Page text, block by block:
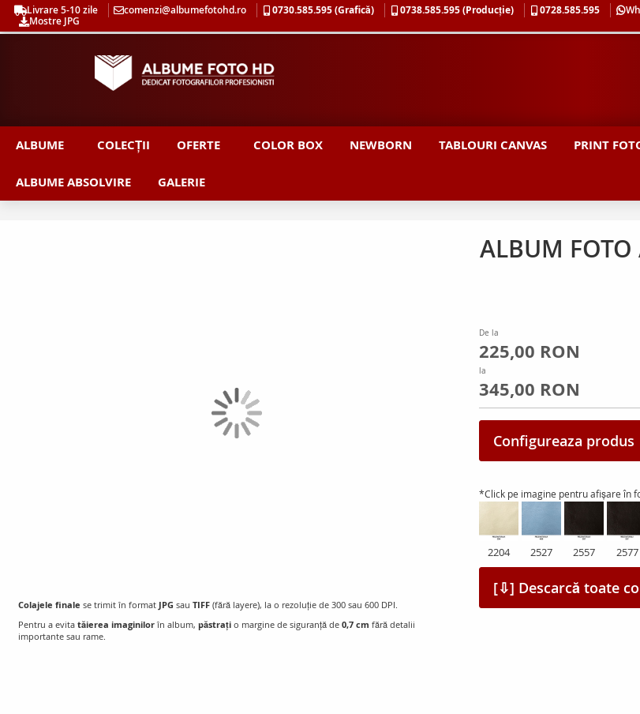
Skip Livrare 5-10 zile comenzi@albumefotohd.ro 0730.585.595 (Grafică) 0738.585.595 (Producție) 0728.585.595
Mostre JPG
ALBUME COLECȚII OFERTE COLOR BOX NEWBORN TABLOURI CANVAS PRINT
ALBUME ABSOLVIRE GALERIE
Colajele finale se trimit în format JPG sau TIFF (fără layere), la o rezoluție de 300 sau 600 DPI.
Pentru a evita tăierea imaginilor în album, păstrați o margine de siguranță de 0,7 cm fără detalii
importante sau rame.
ALBUM FOTO
De la
225,00 RON
la
345,00 RON
Configureaza produs
*Click pe imagine pentru afișare în
2204 2527 2557 2577
[⇩] Descarcă toate